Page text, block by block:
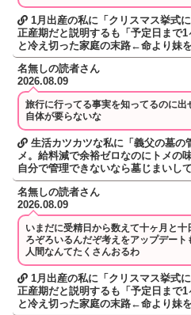
1月出産の私に「クリスマス挙式
正産期だと説明するも「予定日まで
と冷え切った家庭の末路←命より妹
名無しの読者さん
2026.08.09
旅行に行ってる事実を知ってるのに
自体が要らないな
生活カツカツな私に「義父の墓の
メ。給料減で余裕ゼロなのにトメの
自分で管理できないなら墓じまいし
名無しの読者さん
2026.08.09
いまだに受精日から数えて十ヶ月と
ろぞろいるんだぞ考えをアップデー
人間なんてたくさんおるわ
1月出産の私に「クリスマス挙式
正産期だと説明するも「予定日まで
と冷え切った家庭の末路←命より妹